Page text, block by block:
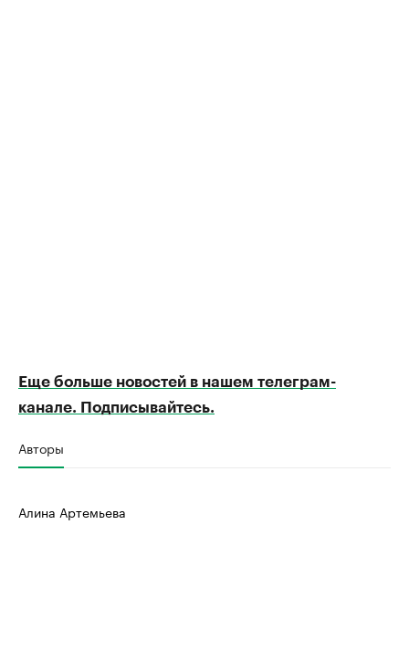
Еще больше новостей в нашем телеграм-
канале. Подписывайтесь.
Авторы
Алина Артемьева